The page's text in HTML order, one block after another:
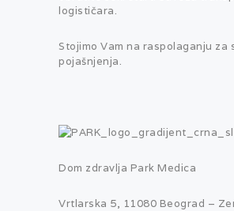
logističara.
Stojimo Vam na raspolaganju za
pojašnjenja.
Dom zdravlja Park Medica
Vrtlarska 5, 11080 Beograd –